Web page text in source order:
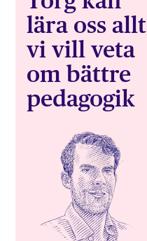
lära oss allt
vi vill veta
om bättre
pedagogik